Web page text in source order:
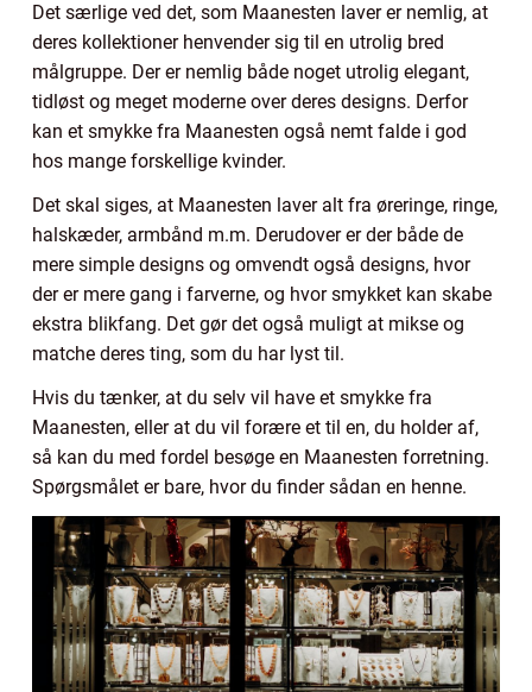
Det særlige ved det, som Maanesten laver er nemlig, at
deres kollektioner henvender sig til en utrolig bred
målgruppe. Der er nemlig både noget utrolig elegant,
tidløst og meget moderne over deres designs. Derfor
kan et smykke fra Maanesten også nemt falde i god
hos mange forskellige kvinder.
Det skal siges, at Maanesten laver alt fra øreringe, ringe,
halskæder, armbånd m.m. Derudover er der både de
mere simple designs og omvendt også designs, hvor
der er mere gang i farverne, og hvor smykket kan skabe
ekstra blikfang. Det gør det også muligt at mikse og
matche deres ting, som du har lyst til.
Hvis du tænker, at du selv vil have et smykke fra
Maanesten, eller at du vil forære et til en, du holder af,
så kan du med fordel besøge en Maanesten forretning.
Spørgsmålet er bare, hvor du finder sådan en henne.